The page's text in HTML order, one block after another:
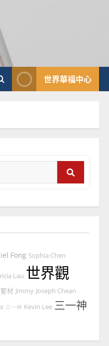
世界華福中心
Fong Sophia Chen
Lau 世界觀
材 Jimmy Joseph Chean
三一神 Kevin Lee 三一神
林傳福音的可行策略
瑟
02-20
過來人的佳美見證｜歐
人宣教經歷｜吳振
02-20
門徒培育
國度思維建造地方堂
及之民的定義、現況